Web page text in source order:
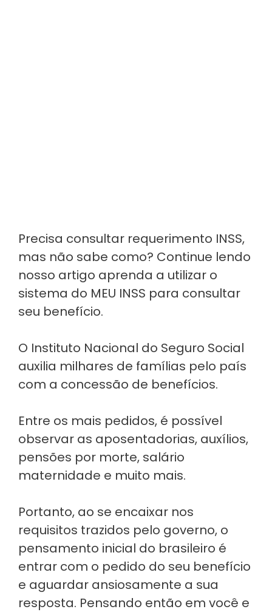
Precisa consultar requerimento INSS,
mas não sabe como? Continue lendo
nosso artigo aprenda a utilizar o
sistema do MEU INSS para consultar
seu benefício.
O Instituto Nacional do Seguro Social
auxilia milhares de famílias pelo país
com a concessão de benefícios.
Entre os mais pedidos, é possível
observar as aposentadorias, auxílios,
pensões por morte, salário
maternidade e muito mais.
Portanto, ao se encaixar nos
requisitos trazidos pelo governo, o
pensamento inicial do brasileiro é
entrar com o pedido do seu benefício
e aguardar ansiosamente a sua
resposta. Pensando então em você e